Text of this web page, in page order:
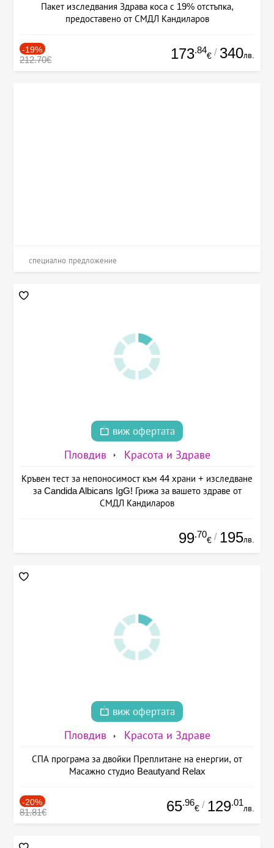
Пакет изследвания Здрава коса с 19% отстъпка,
предоставено от СМДЛ Кандиларов
-19%
212.70€ 173.84
€ / 340лв.
специално предложение
виж офертата
Пловдив Красота и Здраве
Кръвен тест за непоносимост към 44 храни + изследване
за Candida Albicans IgG! Грижа за вашето здраве от
СМДЛ Кандиларов
99.70
€ / 195лв.
виж офертата
Пловдив Красота и Здраве
СПА програма за двойки Преплитане на енергии, от
Масажно студио Beautyand Relax
-20%
81.81€ 65.96
€ / 129.01
лв.